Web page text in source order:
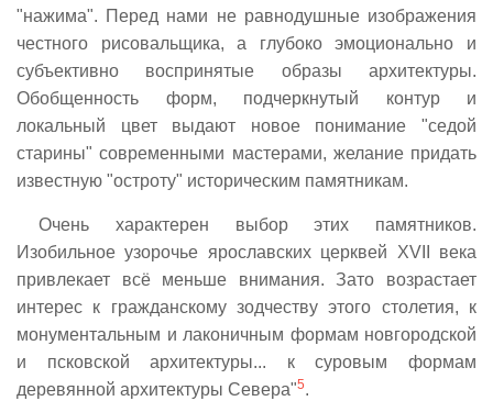
"нажима". Перед нами не равнодушные изображения
честного рисовальщика, а глубоко эмоционально и
субъективно воспринятые образы архитектуры.
Обобщенность форм, подчеркнутый контур и
локальный цвет выдают новое понимание "седой
старины" современными мастерами, желание придать
известную "остроту" историческим памятникам.
Очень характерен выбор этих памятников.
Изобильное узорочье ярославских церквей XVII века
привлекает всё меньше внимания. Зато возрастает
интерес к гражданскому зодчеству этого столетия, к
монументальным и лаконичным формам новгородской
и псковской архитектуры... к суровым формам
деревянной архитектуры Севера"5.